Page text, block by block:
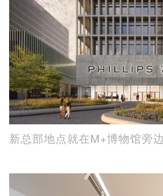
新总部地点就在M+博物馆旁边